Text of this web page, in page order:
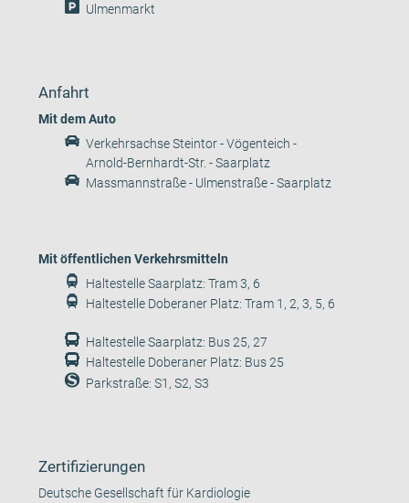
Ulmenmarkt
Anfahrt
Mit dem Auto
Verkehrsachse Steintor - Vögenteich -
Arnold-Bernhardt-Str. - Saarplatz
Massmannstraße - Ulmenstraße - Saarplatz
Mit öffentlichen Verkehrsmitteln
Haltestelle Saarplatz: Tram 3, 6
Haltestelle Doberaner Platz: Tram 1, 2, 3, 5, 6
Haltestelle Saarplatz: Bus 25, 27
Haltestelle Doberaner Platz: Bus 25
Parkstraße: S1, S2, S3
Zertifizierungen
Deutsche Gesellschaft für Kardiologie